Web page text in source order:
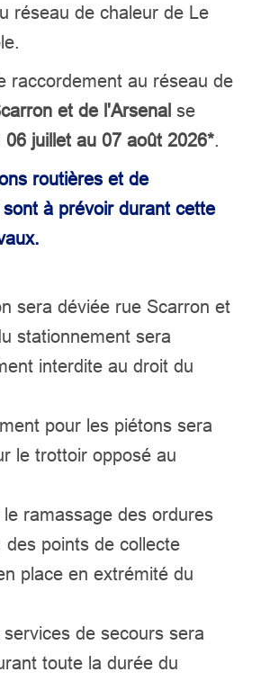
réseau de chaleur de Le
raccordement au réseau de
et de l'Arsenal se
06 juillet au 07 août 2026*.
routières et de
à prévoir durant cette
sera déviée rue Scarron et
stationnement sera
interdite au droit du
pour les piétons sera
le trottoir opposé au
ramassage des ordures
des points de collecte
place en extrémité du
services de secours sera
toute la durée du